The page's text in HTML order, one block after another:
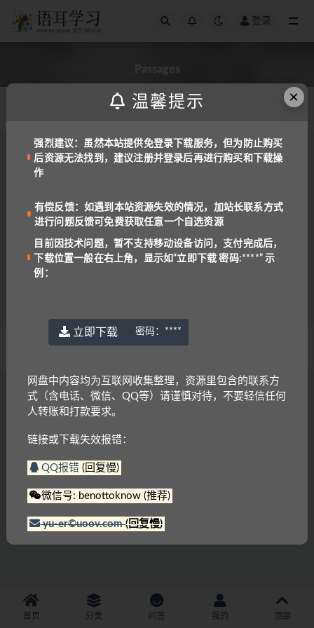
登录
备考工具 备课资料
1.3K
Informational Passages for Text Marking G1-
G6
© 2022 语耳学习 京ICP备14037962号-2
首页 分类 问答 我的 顶部
×
温馨提示
强烈建议：虽然本站提供免登录下载服务，但为防止购买
后资源无法找到，建议注册并登录后再进行购买和下载操
作
有偿反馈：如遇到本站资源失效的情况，加站长联系方式
进行问题反馈可免费获取任意一个自选资源
目前因技术问题，暂不支持移动设备访问，支付完成后，
下载位置一般在右上角，显示如“立即下载 密码:****” 示
例：
立即下载 密码： ****
网盘中内容均为互联网收集整理，资源里包含的联系方
式（含电话、微信、QQ等）请谨慎对待，不要轻信任何
人转账和打款要求。
链接或下载失效报错：
QQ报错(回复慢)
微信号: benottoknow (推荐)
yu-er©uoov.com(回复慢)